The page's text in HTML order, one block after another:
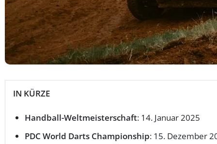
IN KÜRZE
Handball-Weltmeisterschaft: 14. Januar 2025
PDC World Darts Championship: 15. Dezember